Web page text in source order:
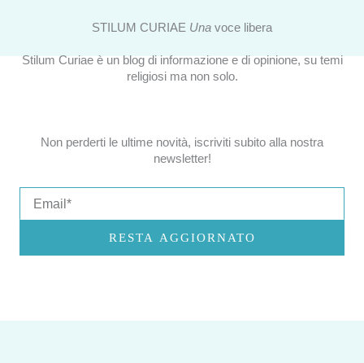
STILUM CURIAE Una voce libera
Stilum Curiae è un blog di informazione e di opinione, su temi
religiosi ma non solo.
Non perderti le ultime novità, iscriviti subito alla nostra
newsletter!
RESTA AGGIORNATO